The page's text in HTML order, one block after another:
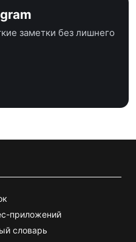
заметки без лишнего
приложений
словарь